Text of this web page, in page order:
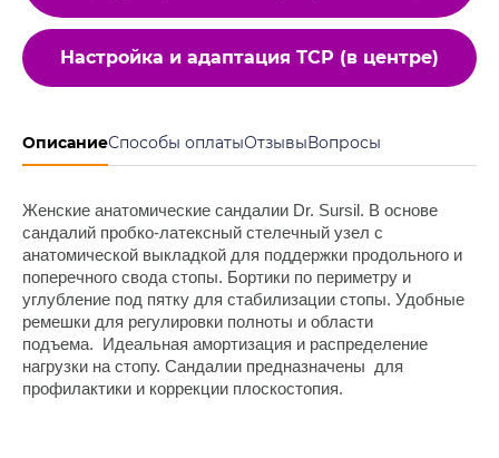
Настройка и адаптация ТСР (в центре)
ОписаниеСпособы оплатыОтзывыВопросы
Женские анатомические сандалии Dr. Sursil. В основе
сандалий пробко-латексный стелечный узел с
анатомической выкладкой для поддержки продольного и
поперечного свода стопы. Бортики по периметру и
углубление под пятку для стабилизации стопы. Удобные
ремешки для регулировки полноты и области
подъема. Идеальная амортизация и распределение
нагрузки на стопу. Сандалии предназначены для
профилактики и коррекции плоскостопия.